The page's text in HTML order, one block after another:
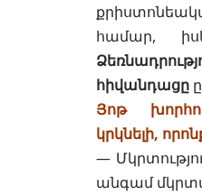
համար,
հիվանդացը
Յոթ
կրկնելի,
—
անգամ